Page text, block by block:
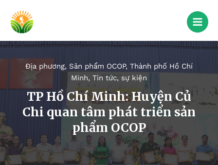
Địa phương, Sản phẩm OCOP, Thành phố Hồ Chí
Minh, Tin tức, sự kiện
TP Hồ Chí Minh: Huyện Củ
Chi quan tâm phát triển sản
phẩm OCOP